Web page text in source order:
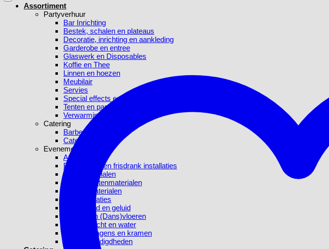
Assortiment
Partyverhuur
Bar Inrichting
Bestek, schalen en plateaus
Decoratie, inrichting en aankleding
Garderobe en entree
Glaswerk en Disposables
Koffie en Thee
Linnen en hoezen
Meubilair
Servies
Special effects en blikvangers
Tenten en parasols
Verwarming
Catering
Barbecue
Catering
Evenementen
Afrekenen
Bier-, sterk- en frisdrank installaties
Buffetmaterialen
Evenementenmaterialen
Keukenmaterialen
Koelinstallaties
Licht, beeld en geluid
Podium en (Dans)vloeren
Stroom, lucht en water
Verkoopwagens en kramen
Video benodigdheden